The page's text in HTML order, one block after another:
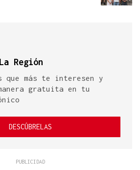
Región
que más te interesen y
gratuita en tu
DESCÚBRELAS